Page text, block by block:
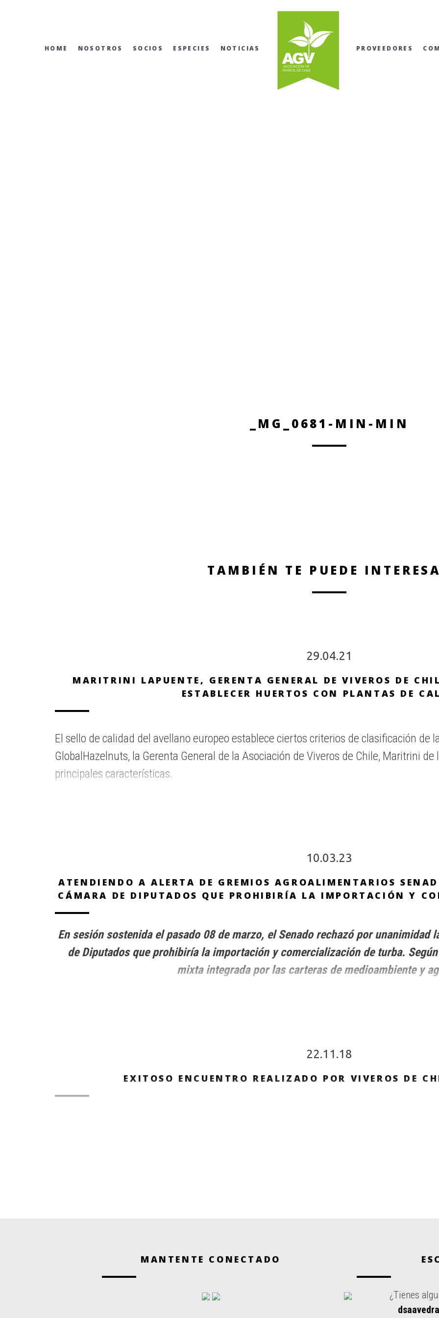
HOME NOSOTROS SOCIOS ESPECIES NOTICIAS PROVEEDORES
_MG_0681-MIN-MIN
TAMBIÉN TE PUEDE
29.04.21
MARITRINI LAPUENTE, GERENTA GENERAL DE VIVEROS DE
ESTABLECER HUERTOS CON PLANTAS DE
El sello de calidad del avellano europeo establece ciertos criterios de clasificación de
GlobalHazelnuts, la Gerenta General de la Asociación de Viveros de Chile, Maritrini
principales características.
10.03.23
ATENDIENDO A ALERTA DE GREMIOS AGROALIMENTARIOS
CÁMARA DE DIPUTADOS QUE PROHIBIRÍA LA IMPORTACIÓN Y
En sesión sostenida el pasado 08 de marzo, el Senado rechazó por unanimidad
de Diputados que prohibiría la importación y comercialización de turba.
mixta integrada por las carteras de medioambiente y
22.11.18
EXITOSO ENCUENTRO REALIZADO POR VIVEROS DE
MANTENTE CONECTADO
¿Tienes